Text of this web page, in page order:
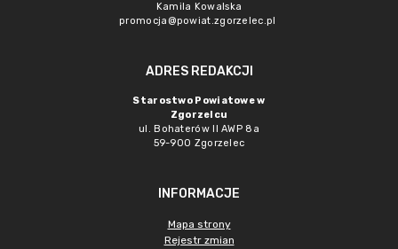
Kamila Kowalska
promocja@powiat.zgorzelec.pl
ADRES REDAKCJI
Starostwo Powiatowe w
Zgorzelcu
ul. Bohaterów II AWP 8a
59-900 Zgorzelec
INFORMACJE
Mapa strony
Rejestr zmian